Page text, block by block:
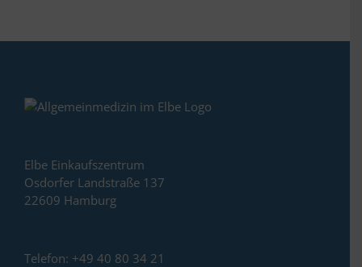
Elbe Einkaufszentrum
Osdorfer Landstraße 137
22609 Hamburg
Telefon: +49 40 80 34 21